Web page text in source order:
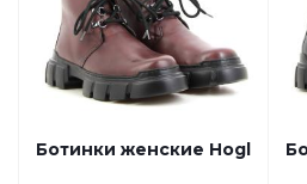
Ботинки женские Hogl